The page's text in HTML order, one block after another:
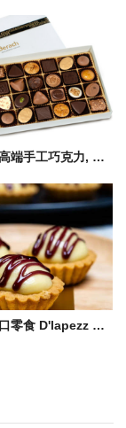
瑞士莱德拉高端手工巧克力, 黑松露/鲜巧大板巧克力 Läderach Chocolate
马来西亚进口零食 D'lapezz 热带水果风味糕点、黄金菠萝/榴莲酥、榴莲可丽饼